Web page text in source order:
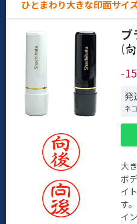
ひとまわり大きな印面サイ
(
-
発
ネ
大
ボ
イ
す。
イ